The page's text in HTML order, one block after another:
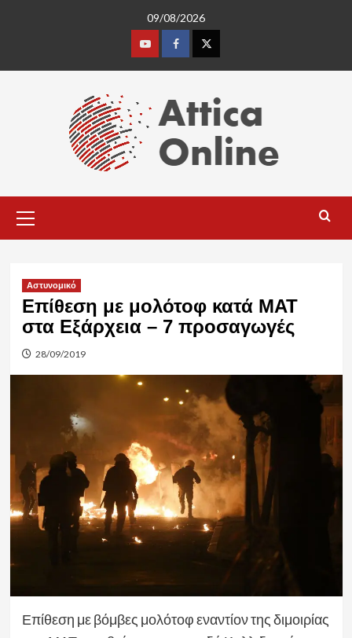
09/08/2026
YoutubeFacebookTwitter
Menu
Αστυνομικό
Επίθεση με μολότοφ κατά ΜΑΤ
στα Εξάρχεια – 7 προσαγωγές
28/09/2019
Επίθεση με βόμβες μολότοφ εναντίον της διμοιρίας